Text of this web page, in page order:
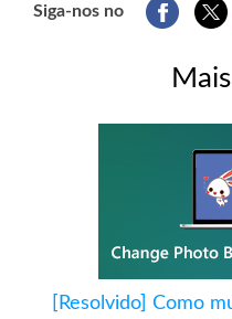
Siga-nos no
[Resolvido] Como